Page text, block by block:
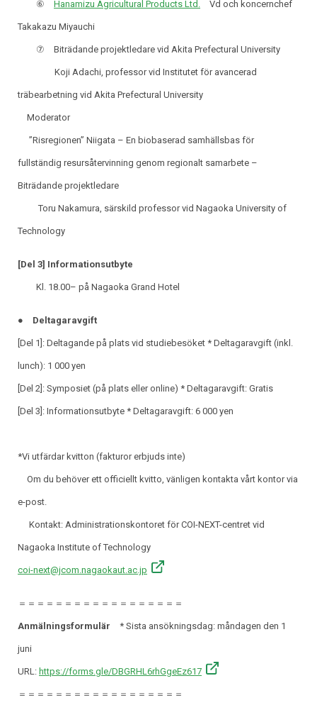
⑥ Hanamizu Agricultural Products Ltd. Vd och koncernchef
Takakazu Miyauchi
⑦ Biträdande projektledare vid Akita Prefectural University
Koji Adachi, professor vid Institutet för avancerad
träbearbetning vid Akita Prefectural University
Moderator
”Risregionen” Niigata – En biobaserad samhällsbas för
fullständig resursåtervinning genom regionalt samarbete –
Biträdande projektledare
Toru Nakamura, särskild professor vid Nagaoka University of
Technology
[Del 3] Informationsutbyte
Kl. 18.00– på Nagaoka Grand Hotel
● Deltagaravgift
[Del 1]: Deltagande på plats vid studiebesöket * Deltagaravgift (inkl.
lunch): 1 000 yen
[Del 2]: Symposiet (på plats eller online) * Deltagaravgift: Gratis
[Del 3]: Informationsutbyte * Deltagaravgift: 6 000 yen
*Vi utfärdar kvitton (fakturor erbjuds inte)
Om du behöver ett officiellt kvitto, vänligen kontakta vårt kontor via
e-post.
Kontakt: Administrationskontoret för COI-NEXT-centret vid
Nagaoka Institute of Technology
coi-next@jcom.nagaokaut.ac.jp
＝＝＝＝＝＝＝＝＝＝＝＝＝＝＝＝＝＝
Anmälningsformulär * Sista ansökningsdag: måndagen den 1
juni
URL: https://forms.gle/DBGRHL6rhGgeEz617
＝＝＝＝＝＝＝＝＝＝＝＝＝＝＝＝＝＝